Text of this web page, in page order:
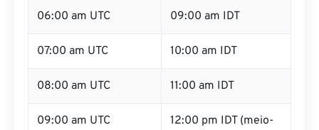
06:00 am UTC 09:00 am IDT
07:00 am UTC 10:00 am IDT
08:00 am UTC 11:00 am IDT
09:00 am UTC
12:00 pm IDT (meio-